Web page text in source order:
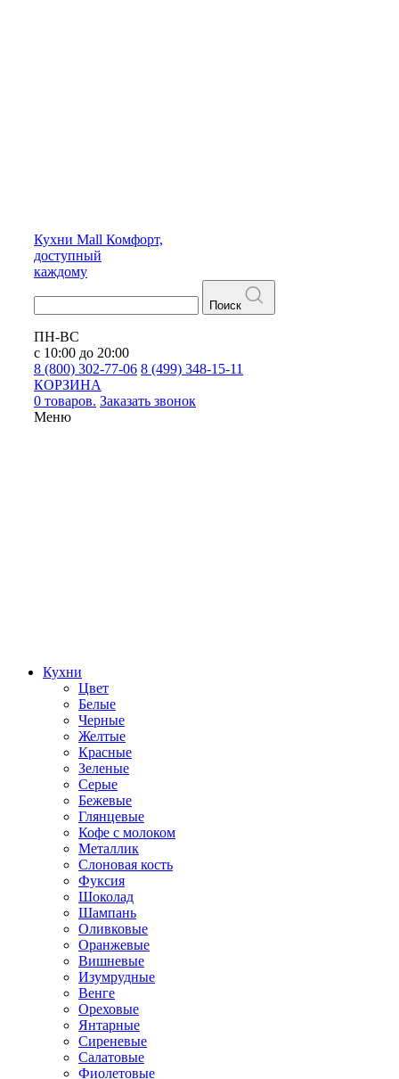
Кухни Mall Комфорт,
доступный
каждому
Поиск
ПН-ВС
с 10:00 до 20:00
8 (800) 302-77-06 8 (499) 348-15-11
КОРЗИНА
0 товаров. Заказать звонок
Меню
Кухни
Цвет
Белые
Черные
Желтые
Красные
Зеленые
Серые
Бежевые
Глянцевые
Кофе с молоком
Металлик
Слоновая кость
Фуксия
Шоколад
Шампань
Оливковые
Оранжевые
Вишневые
Изумрудные
Венге
Ореховые
Янтарные
Сиреневые
Салатовые
Фиолетовые